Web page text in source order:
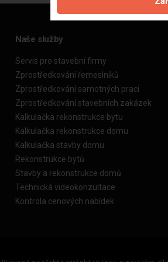
Naše služby
Servis pro stavební firmy
Zprostředkování řemeslníků
Zprostředkování samotných prací
Zprostředkování stavebních zakázek
Kalkulačka rekonstrukce bytu
Kalkulačka rekonstrukce domu
Kalkulačka stavby domu
Rekonstrukce bytů
Stavby a rekonstrukce domů
Technická videokonzultace
Kontrola cenových nabídek